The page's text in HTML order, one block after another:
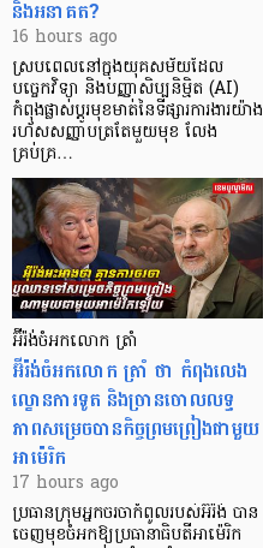
និងអនាគត?
16 hours ago
ស្របពេលនៅក្នុងយុគសម័យដែល
បច្ចេកវិទ្យា និងបញ្ញាសិប្បនិម្មិត (AI)
កំពុងផ្លាស់ប្តូរមុខមាត់នៃទីផ្សារការងារយ៉ាង
រហ័សសញ្ញាបត្រតែមួយមុខ លែង
គ្រប់គ្រ…
អ៊ីរ៉ង់ចំអកលោក ត្រាំ
អ៊ីរ៉ង់ចំអកលោក ត្រាំ ថា កំពុងលេង
ល្ខោនការទូត និងច្រានចោលលទ្ធ
ភាពសម្រេចបានកិច្ចព្រមព្រៀងជាមួយ
អាម៉េរិក
17 hours ago
ប្រធានក្រុមអ្នកចរចាកំពូលរបស់អ៊ីរ៉ង់ បាន
ចេញមុខចំអកឱ្យប្រធានាធិបតីអាម៉េរិក